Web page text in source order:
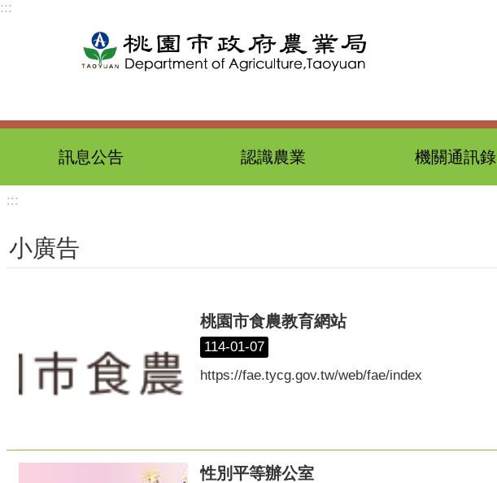
跳到主要內容區塊
:::
訊息公告 認識農業 機關通訊錄
:::
小廣告
桃園市食農教育網站
114-01-07
https://fae.tycg.gov.tw/web/fae/index
性別平等辦公室